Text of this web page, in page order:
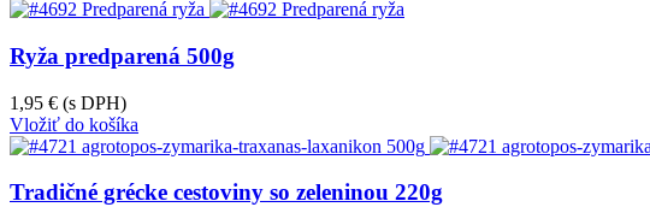
Ryža predparená 500g
1,95 € (s DPH)
Vložiť do košíka
Tradičné grécke cestoviny so zeleninou 220g